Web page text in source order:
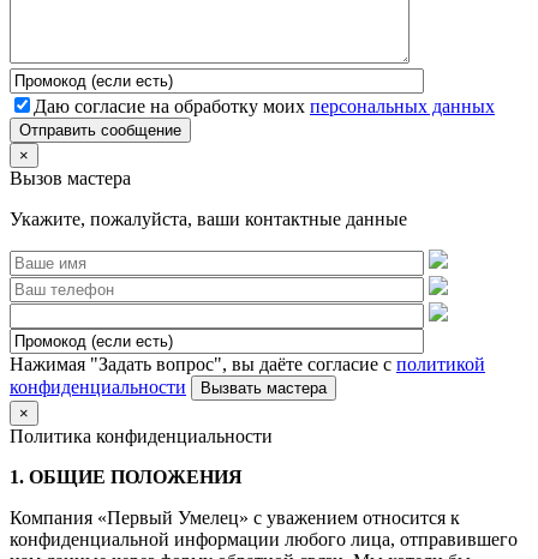
Даю согласие на обработку моих персональных данных
Отправить сообщение
×
Вызов мастера
Укажите, пожалуйста, ваши контактные данные
Нажимая "Задать вопрос", вы даёте согласие с политикой
конфиденциальности
×
Политика конфиденциальности
1. ОБЩИЕ ПОЛОЖЕНИЯ
Компания «Первый Умелец» с уважением относится к
конфиденциальной информации любого лица, отправившего